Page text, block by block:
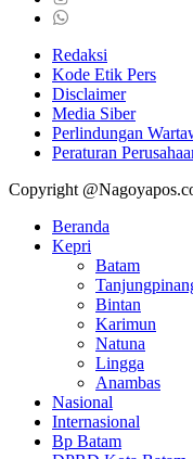
Redaksi
Kode Etik Pers
Disclaimer
Media Siber
Perlindungan
Peraturan
Copyright
Beranda
Kepri
Batam
Bintan
Karimun
Natuna
Lingga
Anambas
Nasional
Internasional
Bp Batam